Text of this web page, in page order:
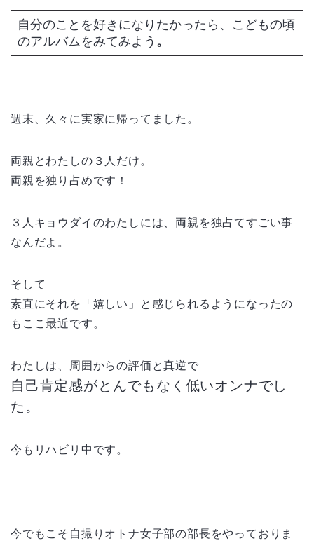
自分のことを好きになりたかったら、こどもの頃
のアルバムをみてみよう 。
週末、久々に実家に帰ってました。
両親とわたしの３人だけ。
両親を独り占めです！
３人キョウダイのわたしには、両親を独占てすごい事
なんだよ。
そして
素直にそれを「嬉しい」と感じられるようになったの
もここ最近です。
わたしは、周囲からの評価と真逆で
自己肯定感がとんでもなく低いオンナでし
た。
今もリハビリ中です。
今でもこそ自撮りオトナ女子部の部長をやっておりま